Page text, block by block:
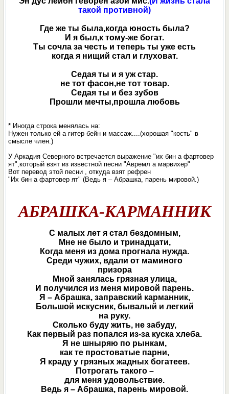
такой противной)
Где же ты была,когда юность была?
И я был,к тому-же богат.
Ты сочла за честь и теперь ты уже есть
когда я нищий стал и глуховат.
Седая ты и я уж стар.
не тот фасон,не тот товар.
Седая ты и без зубов
Прошли мечты,прошла любовь
* Иногда строка менялась на:
Нужен только ей а гитер бейн и массаж....(хорошая "кость" в
смысле член.)
У Аркадия Северного встречается выражение "их бин а фартовер
ят",который взят из известной песни "Авремл а марвихер"
Вот перевод этой песни , откуда взят рефрен
"Их бин а фартовер ят" (Ведь я – Абрашка, парень мировой.)
АБРАШКА-КАРМАННИК
С малых лет я стал бездомным,
Мне не было и тринадцати,
Когда меня из дома прогнала нужда.
Среди чужих, вдали от маминого
призора
Мной занялась грязная улица,
И получился из меня мировой парень.
Я – Абрашка, заправский карманник,
Большой искусник, бывалый и легкий
на руку.
Сколько буду жить, не забуду,
Как первый раз попался из-за куска хлеба.
Я не шныряю по рынкам,
как те простоватые парни,
Я краду у грязных жадных богатеев.
Потрогать такого –
для меня удовольствие.
Ведь я – Абрашка, парень мировой.